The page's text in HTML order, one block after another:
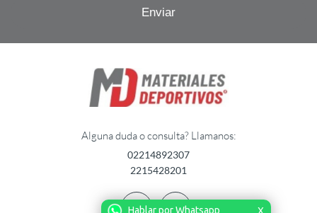
Hablar por Whatsapp
Alguna duda o consulta? Llamanos:
02214892307
2215428201